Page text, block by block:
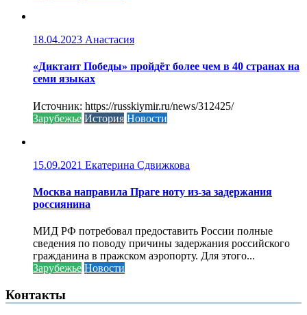
18.04.2023 Анастасия
«Диктант Победы» пройдёт более чем в 40 странах на
семи языках
Источник: https://russkiymir.ru/news/312425/
Зарубежье История Новости
15.09.2021 Екатерина Сдвижкова
Москва направила Праге ноту из-за задержания
россиянина
МИД РФ потребовал предоставить России полные
сведения по поводу причины задержания российского
гражданина в пражском аэропорту. Для этого...
Зарубежье Новости
Контакты